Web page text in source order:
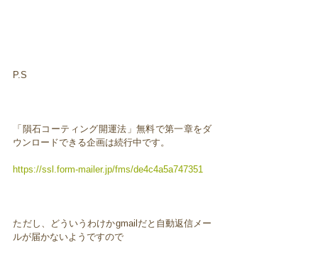
P.S
「隕石コーティング開運法」無料で第一章をダ
ウンロードできる企画は続行中です。
https://ssl.form-mailer.jp/fms/de4c4a5a747351
ただし、どういうわけかgmailだと自動返信メー
ルが届かないようですので